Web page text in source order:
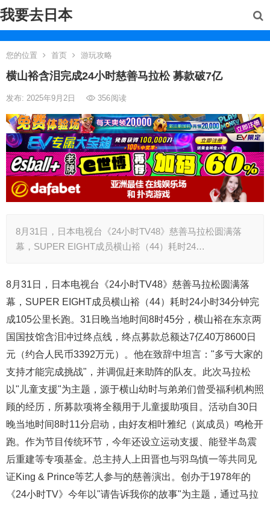
我要去日本
您的位置 首页 游玩攻略
横山裕含泪完成24小时慈善马拉松 募款破7亿
发布: 2025年9月2日 356阅读
8月31日，日本电视台《24小时TV48》慈善马拉松圆满落
幕，SUPER EIGHT成员横山裕（44）耗时24…
8月31日，日本电视台《24小时TV48》慈善马拉松圆满落
幕，SUPER EIGHT成员横山裕（44）耗时24小时34分钟完
成105公里长跑。31日晚当地时间8时45分，横山裕在东京两
国国技馆含泪冲过终点线，终点募款总额达7亿40万8600日
元（约合人民币3392万元）。他在致辞中坦言："多亏大家的
支持才能完成挑战"，并调侃赶来助阵的队友。此次马拉松
以"儿童支援"为主题，源于横山幼时与弟弟们曾受福利机构照
顾的经历，所募款项将全额用于儿童援助项目。活动自30日
晚当地时间8时11分启动，由好友相叶雅纪（岚成员）鸣枪开
跑。作为节目传统环节，今年还设立运动支援、能登半岛震
后重建等专项基金。总主持人上田晋也与羽鸟慎一等共同见
证King & Prince等艺人参与的慈善演出。创办于1978年的
《24小时TV》今年以"请告诉我你的故事"为主题，通过马拉